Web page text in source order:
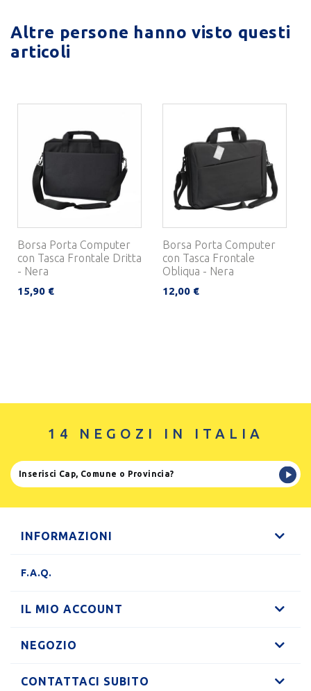
Altre persone hanno visto questi
articoli
Borsa Porta Computer
con Tasca Frontale Dritta
- Nera
15,90 €
Borsa Porta Computer
con Tasca Frontale
Obliqua - Nera
12,00 €
14 NEGOZI IN ITALIA
INFORMAZIONI
F.A.Q.
IL MIO ACCOUNT
NEGOZIO
CONTATTACI SUBITO